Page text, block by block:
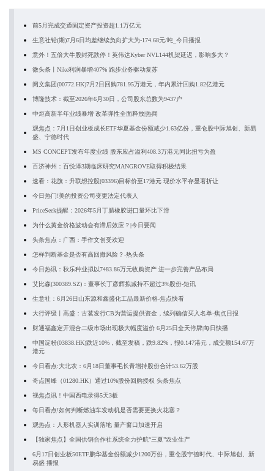
前5月完成交通固定资产投资超1.1万亿元
生意社铅(期)7月6日均差继续负向扩大为-174.68元/吨_今日播报
意外！五倍大牛股封死跌停！英伟达Kyber NVL144机架延迟，影响多大？
微头条丨Nike利润暴增407% 跑步业务驱动复苏
阅文集团(00772.HK)7月2日回购781.95万港元，年内累计回购1.82亿港元
博隆技术：截至2026年6月30日，公司股东总数为9437户
中炬高新半年业绩暴增 改革弹性全面释放|热闻
观焦点：7月1日创业板成长ETF华夏基金份额减少1.63亿份，重仓股中际旭创、新易
盛、宁德时代
MS CONCEPT发布年度业绩 股东应占溢利408.3万港元同比扭亏为盈
百济神州：百悦泽3期临床研究MANGROVE取得积极结果
速看：花旗：升联想控股(03396)目标价至17港元 现价水平存显著折让
今日热门!美的投资公司变更法定代表人
PriceSeek提醒：2026年5月丁腈橡胶进口量环比下滑
为什么黄金价格波动会有滞后效应？|今日要闻
头条焦点：广西：手作文创受欢迎
怎样判断基金是否有高回撤风险？-热头条
今日热讯：秋乐种业拟以7483.86万元收购资产 进一步完善产品布局
艾比森(300389.SZ)：董事长丁彦辉拟减持不超过3%股份-短讯
生意社：6月26日山东源和鑫盛化工品最新价格-焦点快看
大行评级丨高盛：古茗发行CB为营运提供资金，续列确信买入名单-焦点日报
财通福鑫定开混合二级市场出现极大幅度溢价 6月25日全天停牌|每日快播
中国淀粉(03838.HK)跌近10%，截至发稿，跌9.82%，报0.147港元，成交额154.67万
港元
今日看点:大北农：6月18日董事毛长青增持股份合计53.62万股
奇点国峰（01280.HK）通过10%股份回购授权 头条焦点
视焦点讯！中国西电录得5天3板
每日看点!如何判断燃油车发动机是否需要更换火花塞？
观热点：人形机器人实训落地 量产窗口加速开启
【独家焦点】全国供销合作社系统全力护航“三夏”农业生产
6月17日创业板50ETF鹏华基金份额减少1200万份，重仓股宁德时代、中际旭创、新
易盛 播报